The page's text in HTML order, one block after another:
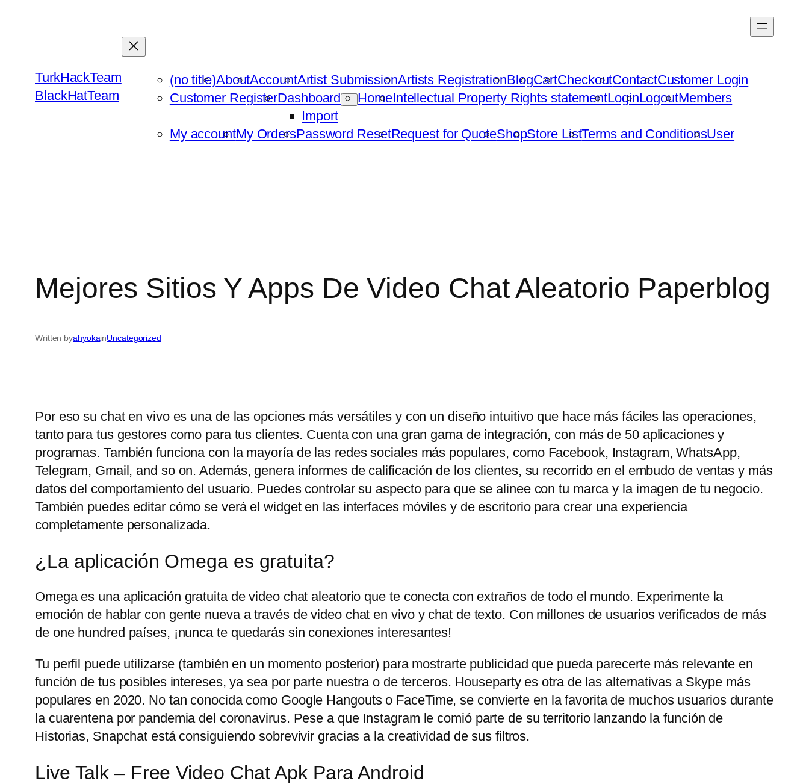
TurkHackTeam
BlackHatTeam
(no title)AboutAccountArtist SubmissionArtists RegistrationBlogCartCheckoutContactCustomer Login
Customer RegisterDashboard
Import
HomeIntellectual Property Rights statementLoginLogoutMembers
My accountMy OrdersPassword ResetRequest for QuoteShopStore ListTerms and ConditionsUser
Mejores Sitios Y Apps De Video Chat Aleatorio Paperblog
Written byahyokainUncategorized
Por eso su chat en vivo es una de las opciones más versátiles y con un diseño intuitivo que hace más fáciles las operaciones,
tanto para tus gestores como para tus clientes. Cuenta con una gran gama de integración, con más de 50 aplicaciones y
programas. También funciona con la mayoría de las redes sociales más populares, como Facebook, Instagram, WhatsApp,
Telegram, Gmail, and so on. Además, genera informes de calificación de los clientes, su recorrido en el embudo de ventas y más
datos del comportamiento del usuario. Puedes controlar su aspecto para que se alinee con tu marca y la imagen de tu negocio.
También puedes editar cómo se verá el widget en las interfaces móviles y de escritorio para crear una experiencia
completamente personalizada.
¿La aplicación Omega es gratuita?
Omega es una aplicación gratuita de video chat aleatorio que te conecta con extraños de todo el mundo. Experimente la
emoción de hablar con gente nueva a través de video chat en vivo y chat de texto. Con millones de usuarios verificados de más
de one hundred países, ¡nunca te quedarás sin conexiones interesantes!
Tu perfil puede utilizarse (también en un momento posterior) para mostrarte publicidad que pueda parecerte más relevante en
función de tus posibles intereses, ya sea por parte nuestra o de terceros. Houseparty es otra de las alternativas a Skype más
populares en 2020. No tan conocida como Google Hangouts o FaceTime, se convierte en la favorita de muchos usuarios durante
la cuarentena por pandemia del coronavirus. Pese a que Instagram le comió parte de su territorio lanzando la función de
Historias, Snapchat está consiguiendo sobrevivir gracias a la creatividad de sus filtros.
Live Talk – Free Video Chat Apk Para Android